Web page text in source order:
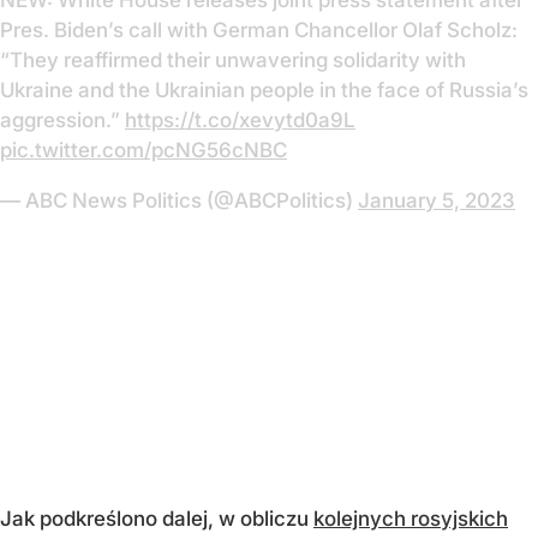
Pres. Biden’s call with German Chancellor Olaf Scholz:
“They reaffirmed their unwavering solidarity with
Ukraine and the Ukrainian people in the face of Russia’s
aggression.” https://t.co/xevytd0a9L
pic.twitter.com/pcNG56cNBC
— ABC News Politics (@ABCPolitics) January 5, 2023
Jak podkreślono dalej, w obliczu kolejnych rosyjskich